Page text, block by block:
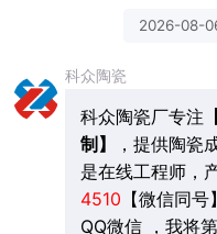
2026-08-
科众陶瓷
科众陶瓷厂专注
制】
，提供陶瓷
是在线工程师，
4510 【微信同
QQ微信 ，我将